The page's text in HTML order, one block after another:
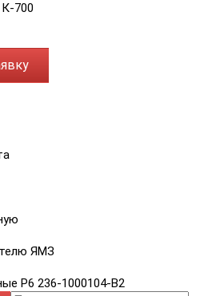
ЯМЗ
Р6 236-1000104-В2